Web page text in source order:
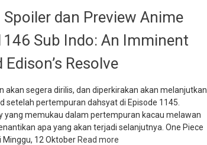
dan Preview Anime
Sub Indo: An Imminent
Resolve
akan segera dirilis, dan diperkirakan akan melanjutkan
setelah pertempuran dahsyat di Episode 1145.
yang memukau dalam pertempuran kacau melawan
apa yang akan terjadi selanjutnya. One Piece
Minggu, 12 Oktober Read more